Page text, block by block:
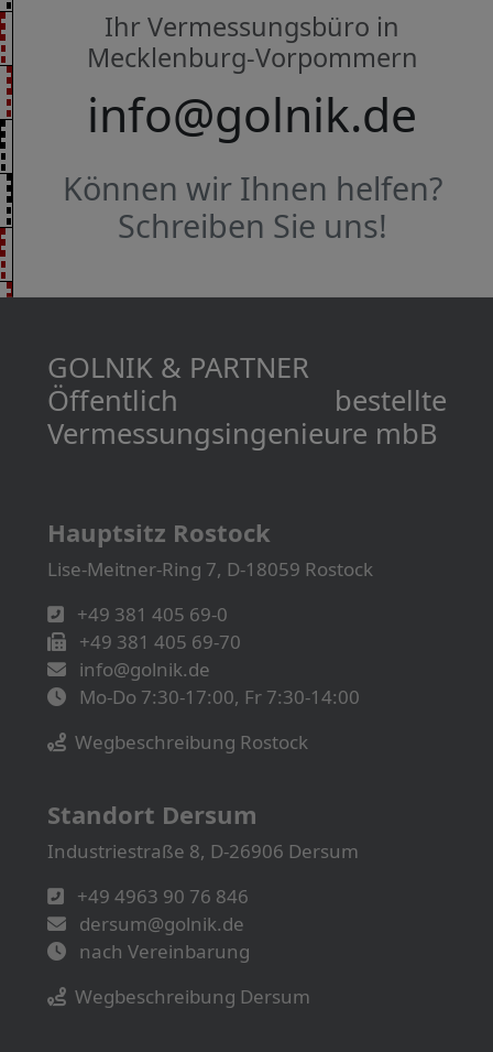
Ihr Vermessungsbüro in
Mecklenburg-Vorpommern
info@golnik.de
Können wir Ihnen helfen?
Schreiben Sie uns!
GOLNIK & PARTNER
Öffentlich bestellte
Vermessungs­­ingenieure mbB
Hauptsitz Rostock
Lise-Meitner-Ring 7, D-18059 Rostock
+49 381 405 69-0
+49 381 405 69-70
info@golnik.de
Mo-Do 7:30-17:00, Fr 7:30-14:00
Wegbeschreibung Rostock
Standort Dersum
Industriestraße 8, D-26906 Dersum
+49 4963 90 76 846
dersum@golnik.de
nach Vereinbarung
Wegbeschreibung Dersum